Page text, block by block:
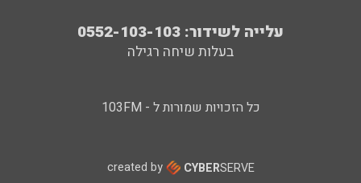
עלייה לשידור: 0552-103-103
בעלות שיחה רגילה
כל הזכויות שמורות ל - 103FM
created by CYBERSERVE